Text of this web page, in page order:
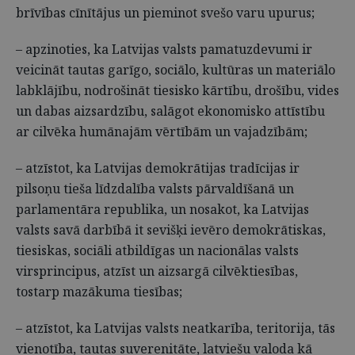
brīvības cīnītājus un pieminot svešo varu upurus;
– apzinoties, ka Latvijas valsts pamatuzdevumi ir
veicināt tautas garīgo, sociālo, kultūras un materiālo
labklājību, nodrošināt tiesisko kārtību, drošību, vides
un dabas aizsardzību, salāgot ekonomisko attīstību
ar cilvēka humānajām vērtībām un vajadzībām;
– atzīstot, ka Latvijas demokrātijas tradīcijas ir
pilsoņu tieša līdzdalība valsts pārvaldīšanā un
parlamentāra republika, un nosakot, ka Latvijas
valsts savā darbībā it sevišķi ievēro demokrātiskas,
tiesiskas, sociāli atbildīgas un nacionālas valsts
virsprincipus, atzīst un aizsargā cilvēktiesības,
tostarp mazākuma tiesības;
– atzīstot, ka Latvijas valsts neatkarība, teritorija, tās
vienotība, tautas suverenitāte, latviešu valoda kā